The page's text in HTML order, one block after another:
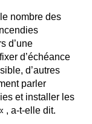
nombre des
d’une
d’échéance
d’autres
parler
et installer les
, a-t-elle dit.